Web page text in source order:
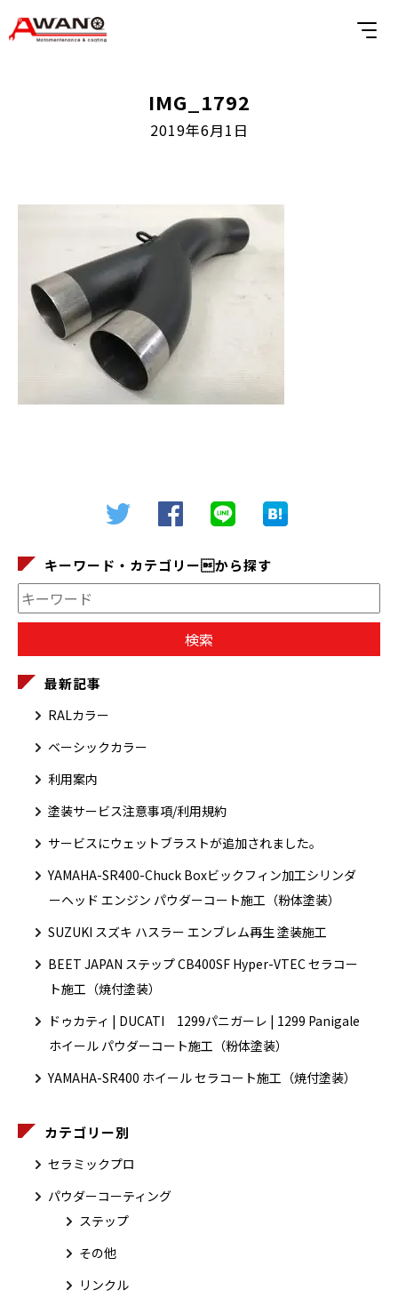
IMG_1792
2019年6月1日
キーワード・カテゴリーから探す
最新記事
RALカラー
ベーシックカラー
利用案内
塗装サービス注意事項/利用規約
サービスにウェットブラストが追加されました。
YAMAHA-SR400-Chuck Boxビックフィン加工シリンダ
ーヘッド エンジン パウダーコート施工（粉体塗装）
SUZUKI スズキ ハスラー エンブレム再生 塗装施工
BEET JAPAN ステップ CB400SF Hyper-VTEC セラコー
ト施工（焼付塗装）
ドゥカティ | DUCATI 1299パニガーレ | 1299 Panigale
ホイール パウダーコート施工（粉体塗装）
YAMAHA-SR400 ホイール セラコート施工（焼付塗装）
カテゴリー別
セラミックプロ
パウダーコーティング
ステップ
その他
リンクル